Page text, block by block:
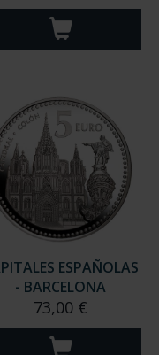
ESPAÑOLAS
- BARCELONA
73,00 €